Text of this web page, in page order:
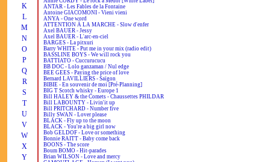
K
L
M
N
O
P
Q
R
S
T
U
V
W
X
Y
ANTAR - Les Fables de la Fontaine
Antoine GIACOMONI - Vieni vieni
ANYA - One word
ATTENTION À LA MARCHE - Slow d'enfer
Axel BAUER - Jessy
Axel BAUER - L'arc-en-ciel
BARGES - La pitxuri
Barry WHITE - Put me in your mix (radio edit)
BASSLINE BOYS - We will rock you
BATTIATO - Cuccurucucu
BB DOC - Lolo ganzaman / Nul edge
BEE GEES - Paying the price of love
Bernard LAVILLIERS - Saïgon
BIBIE - En souvenir de moi [Pré-Planning]
BIG T Scotch whisky - Europe 1
Bill HALEY & the Comets - Chaussettes PHILDAR
Bill LABOUNTY - Livin'it up
Bill PRITCHARD - Number five
Billy SWAN - Lover please
BLACK - Fly up to the moon
BLACK - You're a big girl now
Bob GELDOF - Love or something
Bonnie RAITT - Baby come back
BOONS - The score
Boum BOMO - Hit-parades
Brian WILSON - Love and mercy